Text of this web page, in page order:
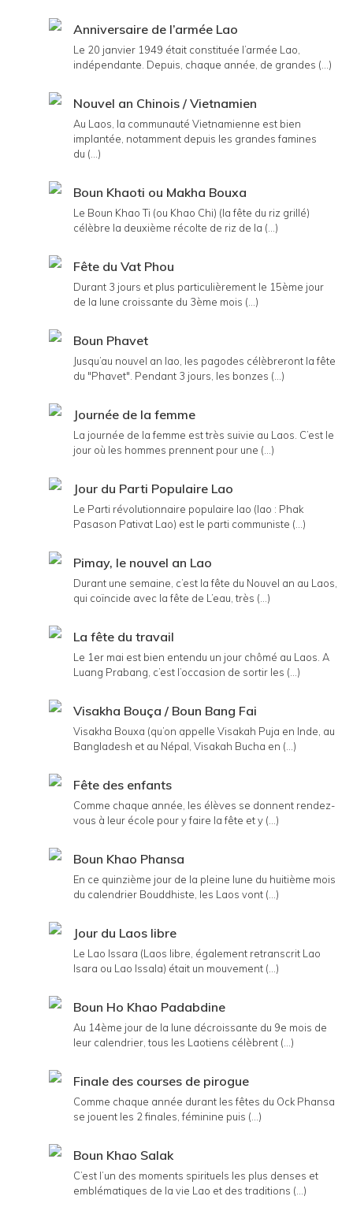
Anniversaire de l’armée Lao
Le 20 janvier 1949 était constituée l’armée Lao,
indépendante. Depuis, chaque année, de grandes (...)
Nouvel an Chinois / Vietnamien
Au Laos, la communauté Vietnamienne est bien
implantée, notamment depuis les grandes famines
du (...)
Boun Khaoti ou Makha Bouxa
Le Boun Khao Ti (ou Khao Chi) (la fête du riz grillé)
célèbre la deuxième récolte de riz de la (...)
Fête du Vat Phou
Durant 3 jours et plus particulièrement le 15ème jour
de la lune croissante du 3ème mois (...)
Boun Phavet
Jusqu’au nouvel an lao, les pagodes célèbreront la fête
du "Phavet". Pendant 3 jours, les bonzes (...)
Journée de la femme
La journée de la femme est très suivie au Laos. C’est le
jour où les hommes prennent pour une (...)
Jour du Parti Populaire Lao
Le Parti révolutionnaire populaire lao (lao : Phak
Pasason Pativat Lao) est le parti communiste (...)
Pimay, le nouvel an Lao
Durant une semaine, c’est la fête du Nouvel an au Laos,
qui coïncide avec la fête de L’eau, très (...)
La fête du travail
Le 1er mai est bien entendu un jour chômé au Laos. A
Luang Prabang, c’est l’occasion de sortir les (...)
Visakha Bouça / Boun Bang Fai
Visakha Bouxa (qu’on appelle Visakah Puja en Inde, au
Bangladesh et au Népal, Visakah Bucha en (...)
Fête des enfants
Comme chaque année, les élèves se donnent rendez-
vous à leur école pour y faire la fête et y (...)
Boun Khao Phansa
En ce quinzième jour de la pleine lune du huitième mois
du calendrier Bouddhiste, les Laos vont (...)
Jour du Laos libre
Le Lao Issara (Laos libre, également retranscrit Lao
Isara ou Lao Issala) était un mouvement (...)
Boun Ho Khao Padabdine
Au 14ème jour de la lune décroissante du 9e mois de
leur calendrier, tous les Laotiens célèbrent (...)
Finale des courses de pirogue
Comme chaque année durant les fêtes du Ock Phansa
se jouent les 2 finales, féminine puis (...)
Boun Khao Salak
C’est l’un des moments spirituels les plus denses et
emblématiques de la vie Lao et des traditions (...)